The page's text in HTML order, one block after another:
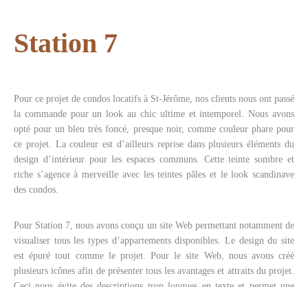
Station 7
Pour ce projet de condos locatifs à St-Jérôme, nos clients nous ont passé
la commande pour un look au chic ultime et intemporel. Nous avons
opté pour un bleu très foncé, presque noir, comme couleur phare pour
ce projet. La couleur est d’ailleurs reprise dans plusieurs éléments du
design d’intérieur pour les espaces communs. Cette teinte sombre et
riche s’agence à merveille avec les teintes pâles et le look scandinave
des condos.
Pour Station 7, nous avons conçu un site Web permettant notamment de
visualiser tous les types d’appartements disponibles. Le design du site
est épuré tout comme le projet. Pour le site Web, nous avons créé
plusieurs icônes afin de présenter tous les avantages et attraits du projet.